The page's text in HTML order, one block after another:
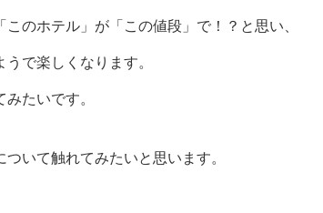
のホテル」が「この値段」で！？と思い、
で楽しくなります。
たいです。
いて触れてみたいと思います。